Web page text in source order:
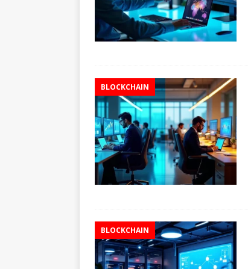
BLOCKCHAIN
BLOCKCHAIN